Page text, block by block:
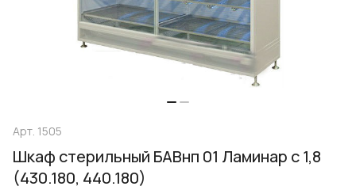
Арт. 1505
Шкаф стерильный БАВнп 01 Ламинар с 1,8
(430.180, 440.180)